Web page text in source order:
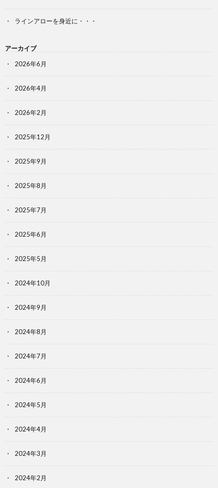
ラインアローを身近に・・・
アーカイブ
2026年6月
2026年4月
2026年2月
2025年12月
2025年9月
2025年8月
2025年7月
2025年6月
2025年5月
2024年10月
2024年9月
2024年8月
2024年7月
2024年6月
2024年5月
2024年4月
2024年3月
2024年2月